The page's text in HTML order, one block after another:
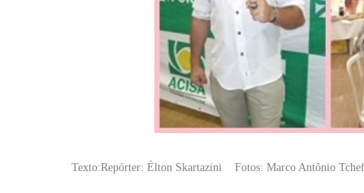
Texto:Repórter: Élton Skartazini Fotos: Marco Antônio